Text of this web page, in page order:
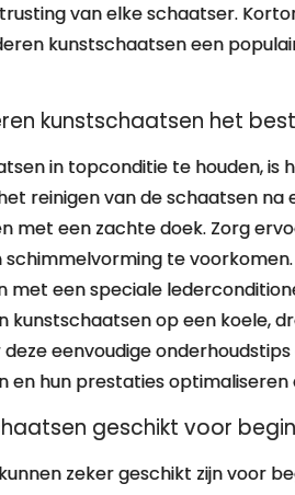
van elke schaatser.
kunstschaatsen een
kunstschaatsen het
in topconditie te houden, is
reinigen van de schaatsen
met een zachte doek. Zorg
te
met een speciale
kunstschaatsen op een koele,
eenvoudige
en hun prestaties optimaliseren
geschikt voor
zeker geschikt zijn voor